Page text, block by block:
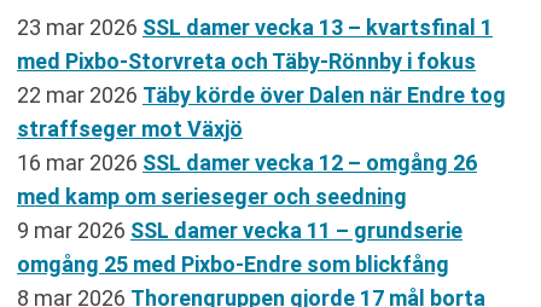
23 mar 2026 SSL damer vecka 13 – kvartsfinal 1
med Pixbo-Storvreta och Täby-Rönnby i fokus
22 mar 2026 Täby körde över Dalen när Endre tog
straffseger mot Växjö
16 mar 2026 SSL damer vecka 12 – omgång 26
med kamp om serieseger och seedning
9 mar 2026 SSL damer vecka 11 – grundserie
omgång 25 med Pixbo-Endre som blickfång
8 mar 2026 Thorengruppen gjorde 17 mål borta